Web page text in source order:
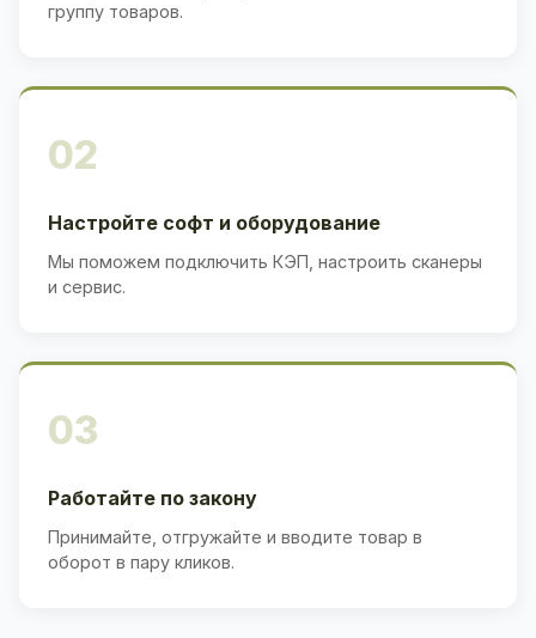
группу товаров.
02
Настройте софт и оборудование
Мы поможем подключить КЭП, настроить сканеры
и сервис.
03
Работайте по закону
Принимайте, отгружайте и вводите товар в
оборот в пару кликов.